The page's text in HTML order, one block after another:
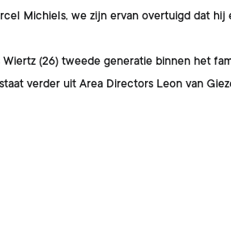
Michiels, we zijn ervan overtuigd dat
(26) tweede generatie binnen het
verder uit Area Directors Leon van